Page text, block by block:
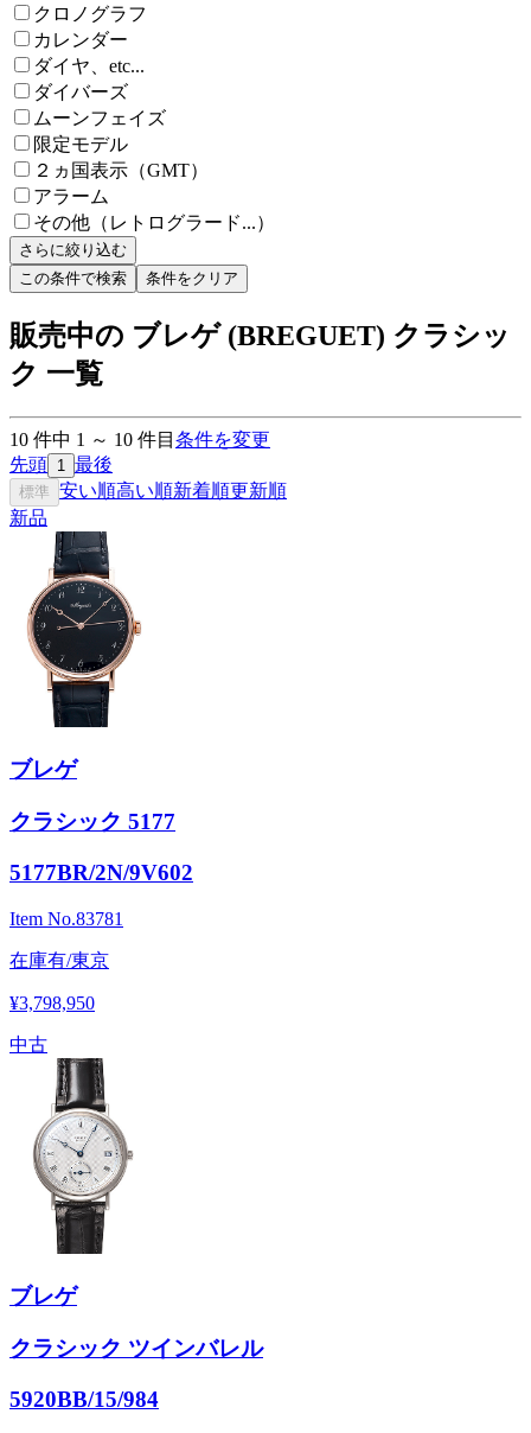
クロノグラフ
カレンダー
ダイヤ、etc...
ダイバーズ
ムーンフェイズ
限定モデル
２ヵ国表示（GMT）
アラーム
その他（レトログラード...）
さらに絞り込む
この条件で検索
条件をクリア
販売中の ブレゲ (BREGUET) クラシッ
ク 一覧
10 件中 1 ～ 10 件目 条件を変更
先頭 1 最後
標準 安い順高い順新着順更新順
新品
ブレゲ
クラシック 5177
5177BR/2N/9V602
Item No.83781
在庫有/東京
¥3,798,950
中古
ブレゲ
クラシック ツインバレル
5920BB/15/984